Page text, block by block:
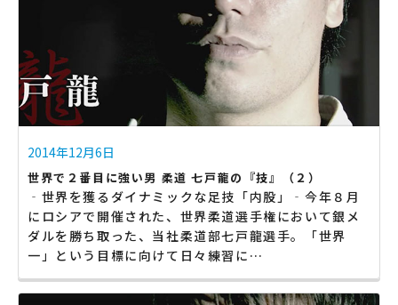
2014年12月6日
世界で２番目に強い男 柔道 七戸龍の『技』（２）
‐世界を獲るダイナミックな足技「内股」‐今年８月
にロシアで開催された、世界柔道選手権において銀メ
ダルを勝ち取った、当社柔道部七戸龍選手。「世界
一」という目標に向けて日々練習に…